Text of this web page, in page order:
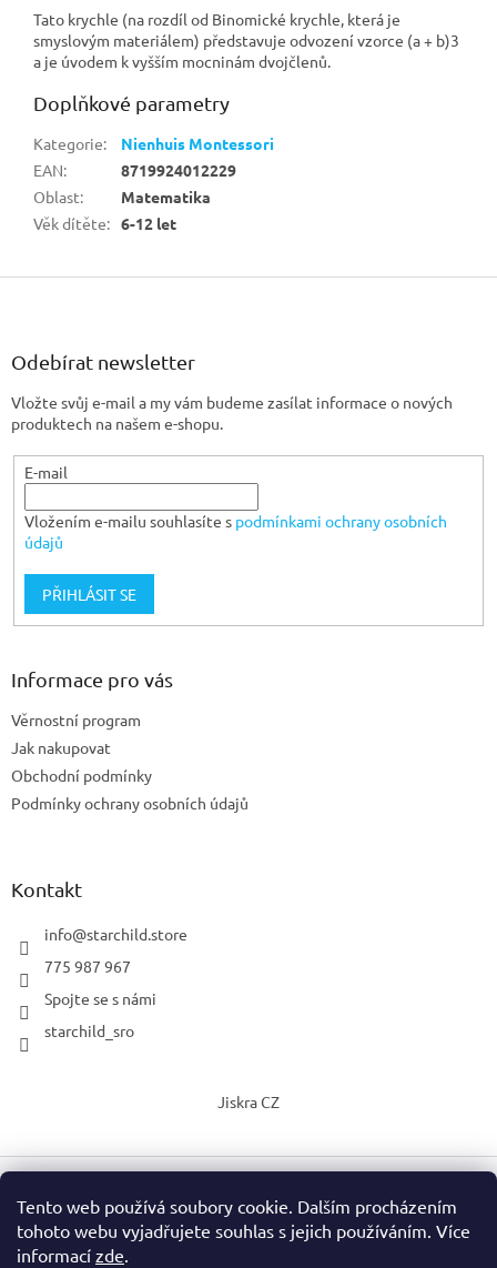
Tento web používá soubory cookie. Dalším procházením
tohoto webu vyjadřujete souhlas s jejich používáním. Více
informací zde.
Tato krychle (na rozdíl od Binomické krychle, která je
smyslovým materiálem) představuje odvození vzorce (a + b)3
a je úvodem k vyšším mocninám dvojčlenů.
Doplňkové parametry
Kategorie:
Nienhuis Montessori
EAN:
8719924012229
Oblast:
Matematika
Věk dítěte: 6-12 let
Z
Odebírat newsletter
Vložte svůj e-mail a my vám budeme zasílat informace o nových
produktech na našem e-shopu.
E-mail
Vložením e-mailu souhlasíte s podmínkami ochrany osobních
údajů
PŘIHLÁSIT SE
Informace pro vás
Věrnostní program
Jak nakupovat
Obchodní podmínky
Podmínky ochrany osobních údajů
Kontakt
info@starchild.store
775 987 967
Spojte se s námi
starchild_sro
Jiskra CZ
Vytvořil Shoptet